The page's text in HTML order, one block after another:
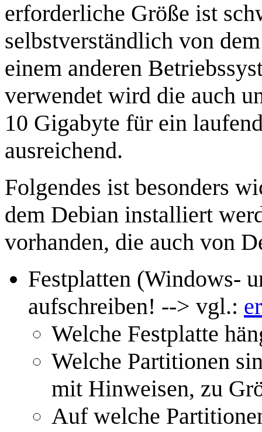
erforderliche Größe ist
selbstverständlich von
einem anderen
verwendet wird die auch
10 Gigabyte für ein
ausreichend.
Folgendes ist besonders
dem Debian installiert
vorhanden, die auch von
Festplatten (Windows-
aufschreiben! --> vgl.:
Welche Festplatte
Welche Partitionen
mit Hinweisen, zu
Auf welche